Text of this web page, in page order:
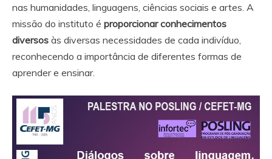
nas humanidades, linguagens, ciências sociais e artes. A
missão do instituto é proporcionar conhecimentos
diversos às diversas necessidades de cada indivíduo,
reconhecendo a importância de diferentes formas de
aprender e ensinar.